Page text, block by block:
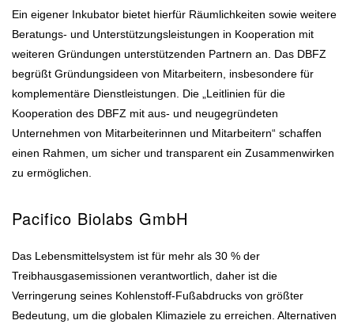
Ein eigener Inkubator bietet hierfür Räumlichkeiten sowie weitere
Beratungs- und Unterstützungsleistungen in Kooperation mit
weiteren Gründungen unterstützenden Partnern an. Das DBFZ
begrüßt Gründungsideen von Mitarbeitern, insbesondere für
komplementäre Dienstleistungen. Die „Leitlinien für die
Kooperation des DBFZ mit aus- und neugegründeten
Unternehmen von Mitarbeiterinnen und Mitarbeitern“ schaffen
einen Rahmen, um sicher und transparent ein Zusammenwirken
zu ermöglichen.
Pacifico Biolabs GmbH
Das Lebensmittelsystem ist für mehr als 30 % der
Treibhausgasemissionen verantwortlich, daher ist die
Verringerung seines Kohlenstoff-Fußabdrucks von größter
Bedeutung, um die globalen Klimaziele zu erreichen. Alternativen